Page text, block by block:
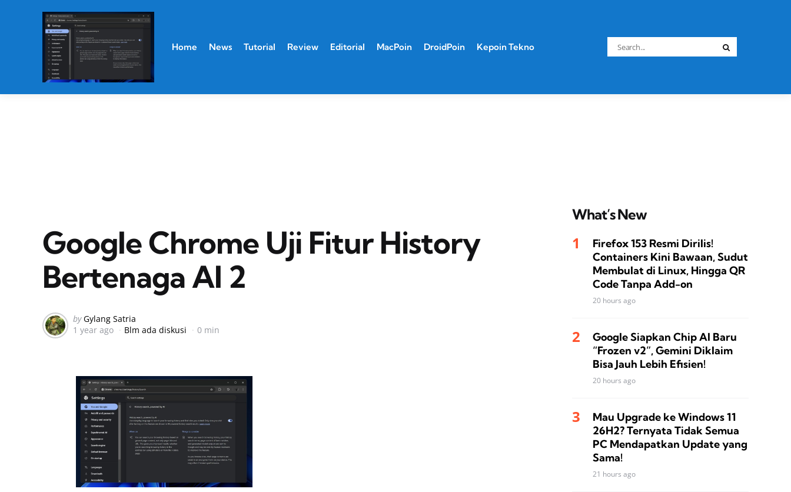
Home News Tutorial Review Editorial MacPoin DroidPoin Kepoin Tekno
Search
for:
Google Chrome Uji Fitur History
Bertenaga AI 2
Posted
by
by Gylang Satria
1 year ago
Blm ada diskusi 0 min
What’s New
Firefox 153 Resmi Dirilis!
Containers Kini Bawaan, Sudut
Membulat di Linux, Hingga QR
Code Tanpa Add-on
20 hours ago
Google Siapkan Chip AI Baru
“Frozen v2”, Gemini Diklaim
Bisa Jauh Lebih Efisien!
20 hours ago
Mau Upgrade ke Windows 11
26H2? Ternyata Tidak Semua
PC Mendapatkan Update yang
Sama!
21 hours ago